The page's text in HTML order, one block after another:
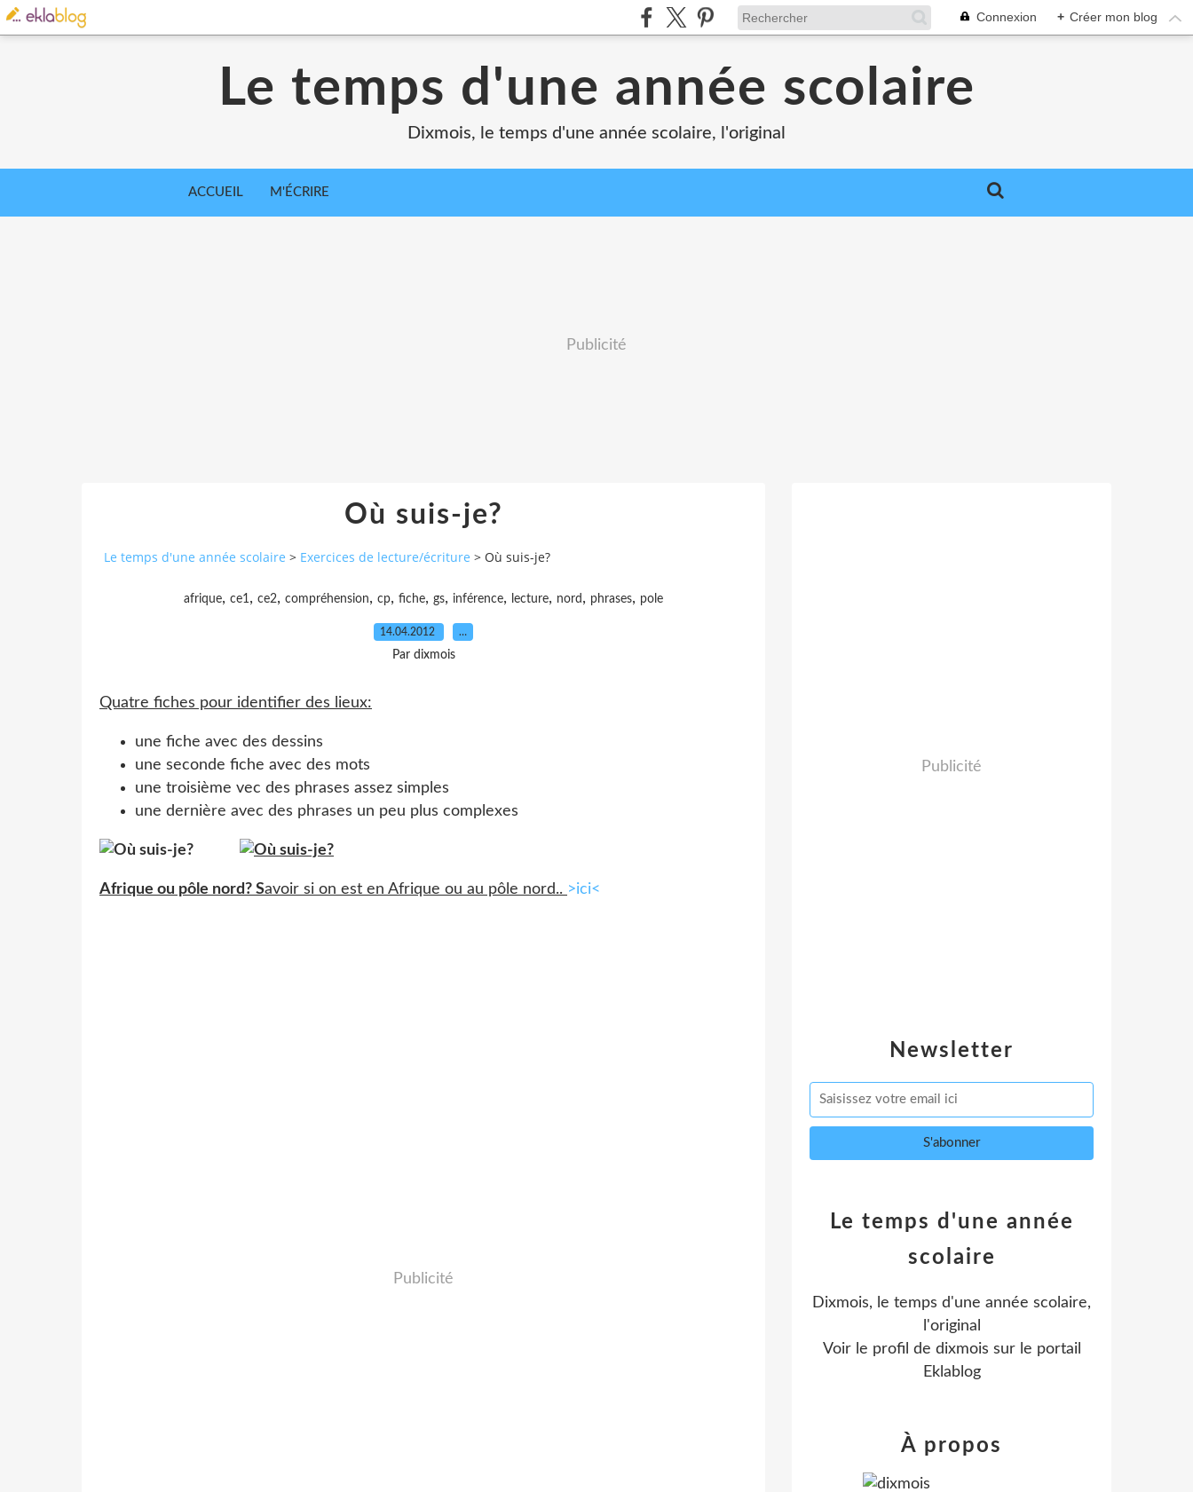
Connexion + Créer mon blog
Le temps d'une année scolaire
Dixmois, le temps d'une année scolaire, l'original
ACCUEIL M'ÉCRIRE
Publicité
Où suis-je?
Le temps d'une année scolaire > Exercices de lecture/écriture > Où suis-je?
afrique, ce1 , ce2, compréhension, cp, fiche, gs, inférence, lecture, nord , phrases, pole
14.04.2012 …
Par dixmois
Quatre fiches pour identifier des lieux:
une fiche avec des dessins
une seconde fiche avec des mots
une troisième vec des phrases assez simples
une dernière avec des phrases un peu plus complexes
Afrique ou pôle nord? Savoir si on est en Afrique ou au pôle nord.. >ici<
Publicité
Newsletter
Publicité
Le temps d'une année
scolaire
Dixmois, le temps d'une année scolaire,
l'original
Voir le profil de dixmois sur le portail
Eklablog
À propos